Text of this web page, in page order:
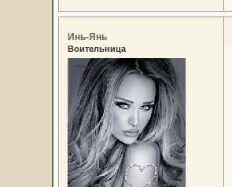
Инь-Янь
Воительница